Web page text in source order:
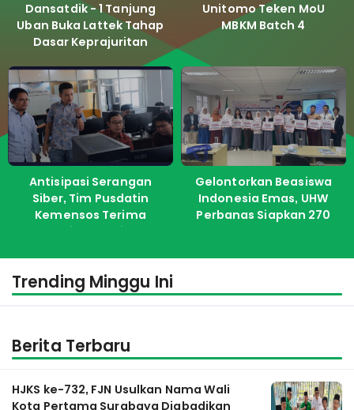
Dansatdik - 1 Tanjung
Uban Buka Lattek Tahap
Dasar Keprajuritan
Unitomo Teken MoU
MBKM Batch 4
Antisipasi Serangan
Siber, Tim Pusdatin
Kemensos Terima
Pelatihan dari ITS
Gelontorkan Beasiswa
Indonesia Emas, UHW
Perbanas Siapkan 270
Trending Minggu Ini
Berita Terbaru
HJKS ke-732, FJN Usulkan Nama Wali
Kota Pertama Surabaya Diabadikan